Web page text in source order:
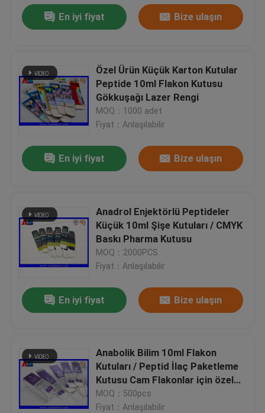
En iyi fiyat Bize ulaşın
Özel Ürün Küçük Karton Kutular
Peptide 10ml Flakon Kutusu
Gökkuşağı Lazer Rengi
MOQ：1000 adet
Fiyat：Anlaşılabilir
En iyi fiyat Bize ulaşın
Anadrol Enjektörlü Peptideler
Küçük 10ml Şişe Kutuları / CMYK
Baskı Pharma Kutusu
MOQ：2000PCS
Fiyat：Anlaşılabilir
En iyi fiyat Bize ulaşın
Anabolik Bilim 10ml Flakon
Kutuları / Peptid İlaç Paketleme
Kutusu Cam Flakonlar için özel
basılı kutular
MOQ：500pcs
Fiyat：Anlaşılabilir